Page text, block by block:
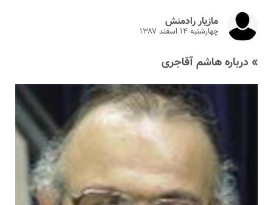
مازیار رادمنش
چهارشنبه ۱۴ اسفند ۱۳۸۷
» درباره هاشم آقاجری